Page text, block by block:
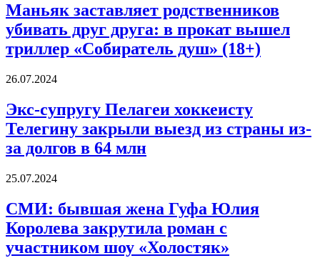
Маньяк заставляет родственников
убивать друг друга: в прокат вышел
триллер «Собиратель душ» (18+)
26.07.2024
Экс-супругу Пелагеи хоккеисту
Телегину закрыли выезд из страны из-
за долгов в 64 млн
25.07.2024
СМИ: бывшая жена Гуфа Юлия
Королева закрутила роман с
участником шоу «Холостяк»